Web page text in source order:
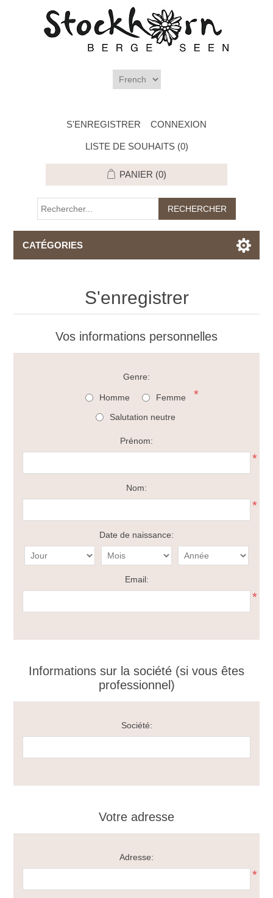
S'ENREGISTRER CONNEXION
LISTE DE SOUHAITS (0)
PANIER (0)
CATÉGORIES
S'enregistrer
Vos informations personnelles
Genre:
Homme
Femme
Salutation neutre
*
Prénom:
*
Nom:
*
Date de naissance:
Email:
*
Informations sur la société (si vous êtes
professionnel)
Société:
Votre adresse
Adresse:
*